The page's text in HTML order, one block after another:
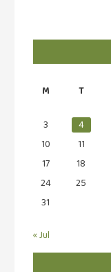
M
T
3
4
10
11
17
18
24
25
31
« Jul